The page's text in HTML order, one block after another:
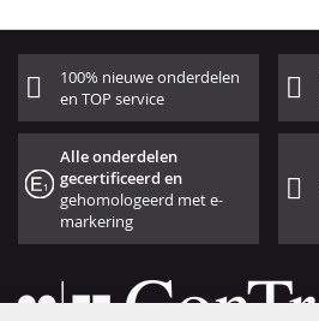
100% nieuwe onderdelen
en TOP service
Alle onderdelen
gecertificeerd en
gehomologeerd met e-
markering